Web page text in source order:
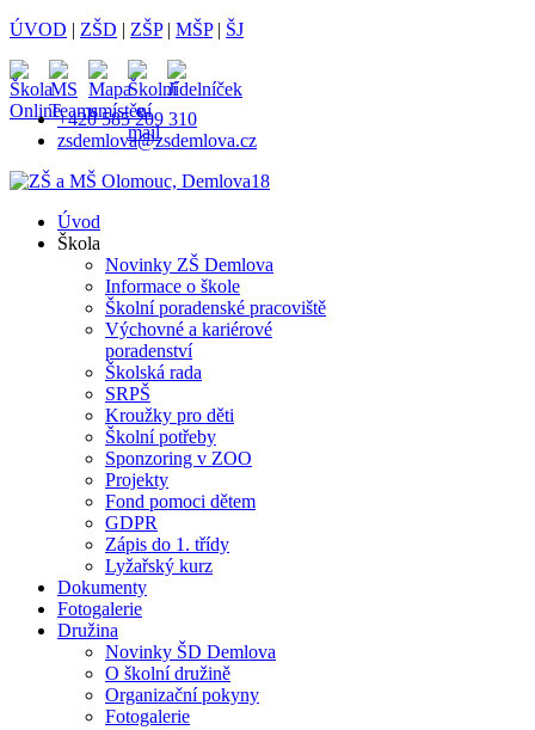
ÚVOD | ZŠD | ZŠP| MŠP| ŠJ
+420 585 209 310
zsdemlova@zsdemlova.cz
Úvod
Škola
Novinky ZŠ Demlova
Informace o škole
Školní poradenské pracoviště
Výchovné a kariérové
poradenství
Školská rada
SRPŠ
Kroužky pro děti
Školní potřeby
Sponzoring v ZOO
Projekty
Fond pomoci dětem
GDPR
Zápis do 1. třídy
Lyžařský kurz
Dokumenty
Fotogalerie
Družina
Novinky ŠD Demlova
O školní družině
Organizační pokyny
Fotogalerie